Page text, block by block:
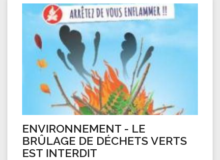
ENVIRONNEMENT - LE
BRÛLAGE DE DÉCHETS VERTS
EST INTERDIT